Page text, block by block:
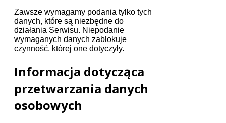
Zawsze wymagamy podania tylko tych
danych, które są niezbędne do
działania Serwisu. Niepodanie
wymaganych danych zablokuje
czynność, której one dotyczyły.
Informacja dotycząca
przetwarzania danych
osobowych